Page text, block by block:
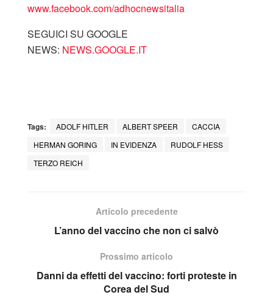
www.facebook.com/adhocnewsitalia
SEGUICI SU GOOGLE
NEWS: NEWS.GOOGLE.IT
Tags: ADOLF HITLER ALBERT SPEER
CACCIA
HERMAN GORING
IN EVIDENZA
RUDOLF HESS
TERZO REICH
Articolo precedente
L’anno del vaccino che non ci salvò
Prossimo articolo
Danni da effetti del vaccino: forti proteste in
Corea del Sud